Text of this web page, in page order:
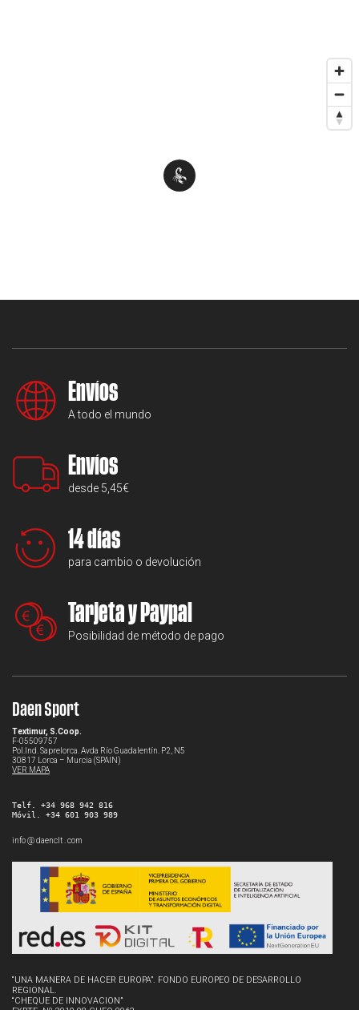
Envíos
A todo el mundo
Envíos
desde 5,45€
14 días
para cambio o devolución
Tarjeta y Paypal
Posibilidad de método de pago
Daen Sport
Textimur, S.Coop.
F-05509757
Pol.Ind. Saprelorca. Avda Río Guadalentín. P2, N5
30817 Lorca – Murcia (SPAIN)
VER MAPA
Telf. +34 968 942 816
Móvil. +34 601 903 989
info @ daenclt . com
“UNA MANERA DE HACER EUROPA”. FONDO EUROPEO DE DESARROLLO
REGIONAL.
“CHEQUE DE INNOVACION”